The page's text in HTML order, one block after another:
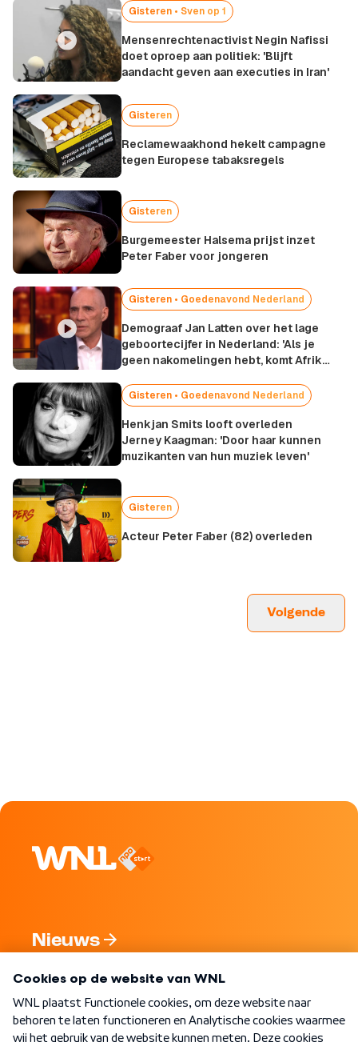
Gisteren • Sven op 1
Mensenrechtenactivist Negin Nafissi
doet oproep aan politiek: 'Blijft
aandacht geven aan executies in Iran'
Gisteren
Reclamewaakhond hekelt campagne
tegen Europese tabaksregels
Gisteren
Burgemeester Halsema prijst inzet
Peter Faber voor jongeren
Gisteren • Goedenavond Nederland
Demograaf Jan Latten over het lage
geboortecijfer in Nederland: 'Als je
geen nakomelingen hebt, komt Afrika
Gisteren • Goedenavond Nederland
Henkjan Smits looft overleden
Jerney Kaagman: 'Door haar kunnen
muzikanten van hun muziek leven'
Gisteren
Acteur Peter Faber (82) overleden
Volgende
Nieuws
Nieuwsbrief